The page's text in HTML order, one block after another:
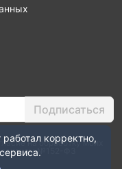
Подписаться
на обработку моих
законом №152-ФЗ
корректно,